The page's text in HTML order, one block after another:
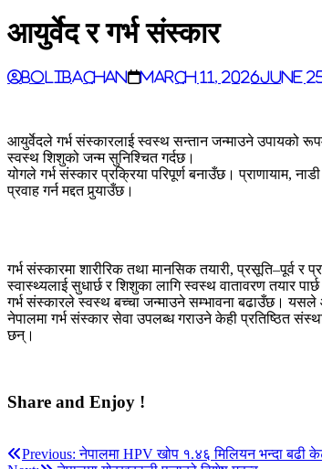
आयुर्वेद र गर्भ संस्कार
BoliBachan March 11, 2026June
आयुर्वेदले गर्भ संस्कारलाई स्वस्थ सन्तान जन्माउने उपायको
स्वस्थ शिशुको जन्म सुनिश्चित गर्दछ।
योगले गर्भ संस्कार प्रक्रिया परिपूर्ण बनाउँछ। प्राणायाम,
प्रवाह गर्न मद्दत पुर्‍याउँछ।
गर्भ संस्कारमा शारीरिक तथा मानसिक तयारी,
स्वास्थ्यलाई सुधार्छ र शिशुका लागि स्वस्थ वातावरण तयार
गर्भ संस्कारले स्वस्थ बच्चा जन्माउने सम्भावना बढाउँछ। यसले
नेपालमा गर्भ संस्कार सेवा उपलब्ध गराउने केही प्रतिष्ठित
छन्।
Share and Enjoy !
Post
Previous: नेपालमा HPV खोप १.४६ मिलियन भन्दा बढी